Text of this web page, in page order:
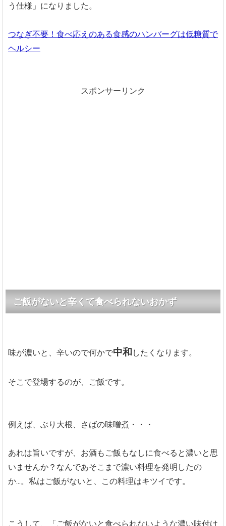
う仕様」になりました。
つなぎ不要！食べ応えのある食感のハンバーグは低糖質で
ヘルシー
スポンサーリンク
ご飯がないと辛くて食べられないおかず
味が濃いと、辛いので何かで中和 したくなります。
そこで登場するのが、ご飯です。
例えば、ぶり大根、さばの味噌煮・・・
あれは旨いですが、お酒もご飯もなしに食べると濃いと思
いませんか？なんであそこまで濃い料理を発明したの
か...。私はご飯がないと、この料理はキツイです。
こうして、「ご飯がないと食べられないような濃い味付け